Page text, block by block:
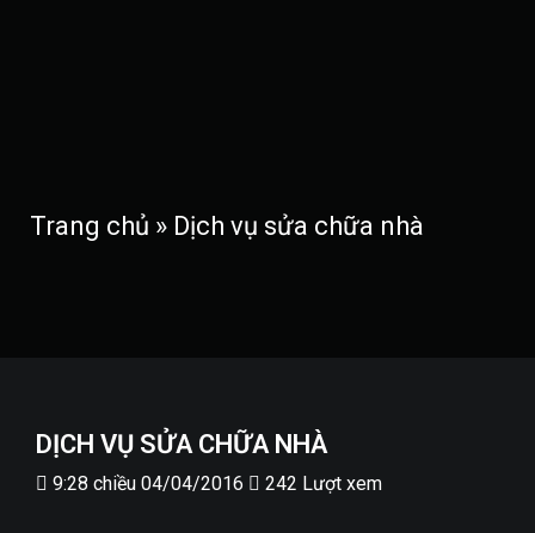
Thiết kế kiến trúc
Thiết kế nội thất
Nội thất chung cư
Trang chủ » Dịch vụ sửa chữa nhà
DỊCH VỤ SỬA CHỮA NHÀ
9:28 chiều 04/04/2016 242 Lượt xem